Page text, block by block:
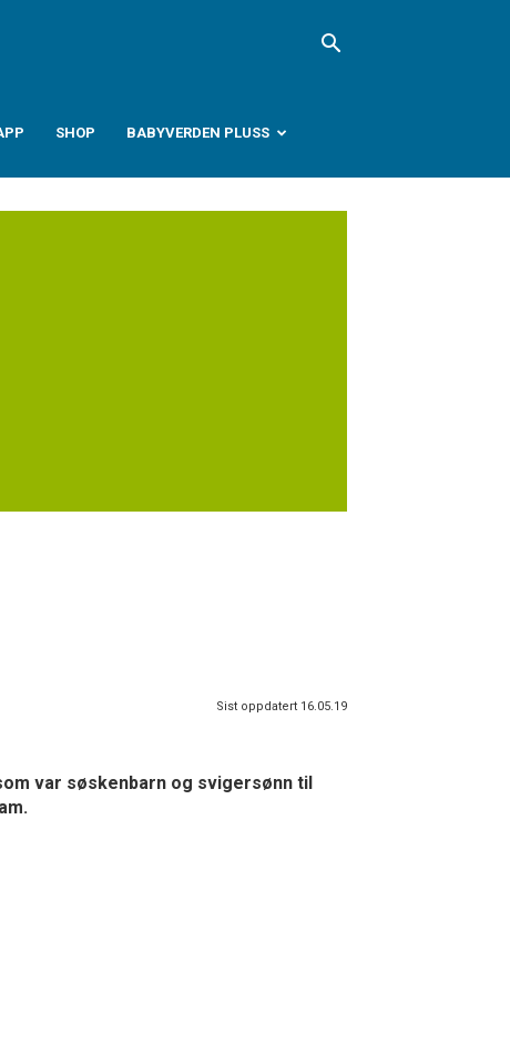
SHOP BABYVERDEN PLUSS
Sist oppdatert 16.05.19
var søskenbarn og svigersønn til